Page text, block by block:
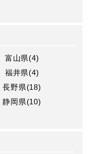
富山県(4)
福井県(4)
長野県(18)
静岡県(10)